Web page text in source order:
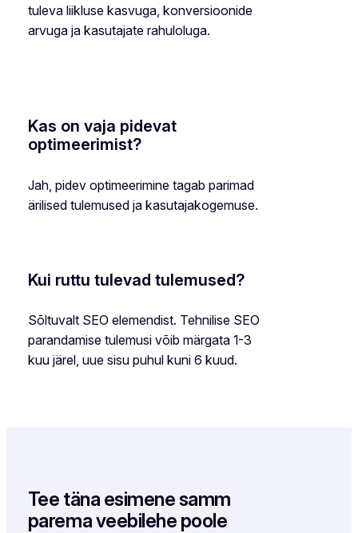
tuleva liikluse kasvuga, konversioonide
arvuga ja kasutajate rahuloluga.
Kas on vaja pidevat
optimeerimist?
Jah, pidev optimeerimine tagab parimad
ärilised tulemused ja kasutajakogemuse.
Kui ruttu tulevad tulemused?
Sõltuvalt SEO elemendist. Tehnilise SEO
parandamise tulemusi võib märgata 1-3
kuu järel, uue sisu puhul kuni 6 kuud.
Tee täna esimene samm
parema veebilehe poole